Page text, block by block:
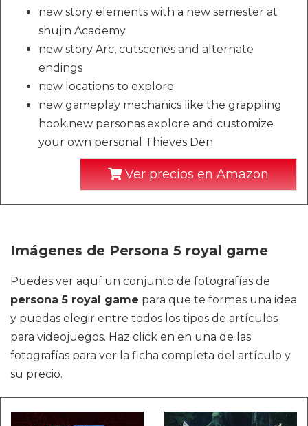
new story elements with a new semester at
shujin Academy
new story Arc, cutscenes and alternate
endings
new locations to explore
new gameplay mechanics like the grappling
hook.new personas.explore and customize
your own personal Thieves Den
Ver precios en Amazon
Imágenes de Persona 5 royal game
Puedes ver aquí un conjunto de fotografías de
persona 5 royal game para que te formes una idea
y puedas elegir entre todos los tipos de artículos
para videojuegos. Haz click en en una de las
fotografías para ver la ficha completa del artículo y
su precio.